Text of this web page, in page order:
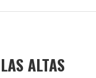
ALTAS